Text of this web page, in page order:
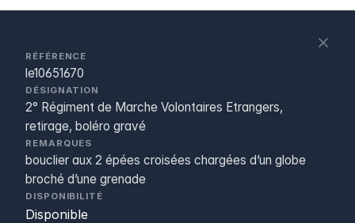
RÉFÉRENCE
le10651670
DÉSIGNATION
2° Régiment de Marche Volontaires Etrangers,
retirage, boléro gravé
REMARQUES
bouclier aux 2 épées croisées chargées d’un globe
broché d’une grenade
DISPONIBILITÉ
Disponible